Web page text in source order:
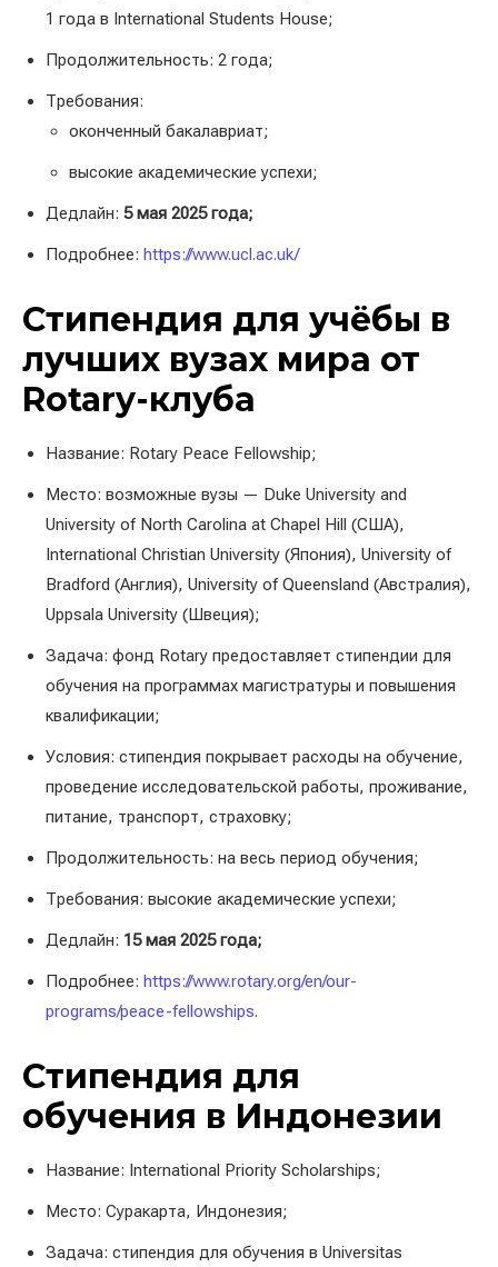
1 года в International Students House;
Продолжительность: 2 года;
Требования:
оконченный бакалавриат;
высокие академические успехи;
Дедлайн: 5 мая 2025 года;
Подробнее: https://www.ucl.ac.uk/
Стипендия для учёбы в
лучших вузах мира от
Rotary-клуба
Название: Rotary Peace Fellowship;
Место: возможные вузы — Duke University and
University of North Carolina at Chapel Hill (США),
International Christian University (Япония), University of
Bradford (Англия), University of Queensland (Австралия),
Uppsala University (Швеция);
Задача: фонд Rotary предоставляет стипендии для
обучения на программах магистратуры и повышения
квалификации;
Условия: стипендия покрывает расходы на обучение,
проведение исследовательской работы, проживание,
питание, транспорт, страховку;
Продолжительность: на весь период обучения;
Требования: высокие академические успехи;
Дедлайн: 15 мая 2025 года;
Подробнее: https://www.rotary.org/en/our-
programs/peace-fellowships.
Стипендия для
обучения в Индонезии
Название: International Priority Scholarships;
Место: Суракарта, Индонезия;
Задача: стипендия для обучения в Universitas